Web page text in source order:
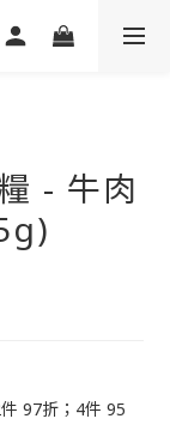
- 牛肉
97折；4件 95